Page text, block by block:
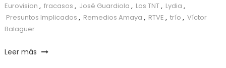
Eurovision , fracasos , José Guardiola , Los TNT, Lydia ,
Presuntos Implicados , Remedios Amaya , RTVE , trío , Víctor
Balaguer
Leer más